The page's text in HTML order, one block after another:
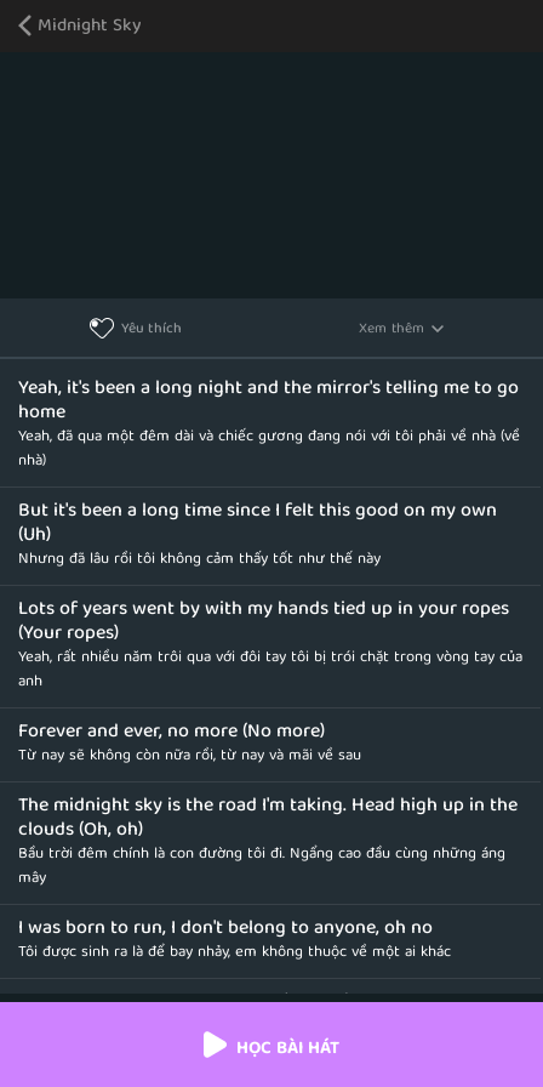
Midnight Sky
Yêu thích Xem thêm
Yeah, it's been a long night and the mirror's telling me to go
home
Yeah, đã qua một đêm dài và chiếc gương đang nói với tôi phải về nhà (về
nhà)
But it's been a long time since I felt this good on my own
(Uh)
Nhưng đã lâu rồi tôi không cảm thấy tốt như thế này
Lots of years went by with my hands tied up in your ropes
(Your ropes)
Yeah, rất nhiều năm trôi qua với đôi tay tôi bị trói chặt trong vòng tay của
anh
Forever and ever, no more (No more)
Từ nay sẽ không còn nữa rồi, từ nay và mãi về sau
The midnight sky is the road I'm taking. Head high up in the
clouds (Oh, oh)
Bầu trời đêm chính là con đường tôi đi. Ngẩng cao đầu cùng những áng
mây
I was born to run, I don't belong to anyone, oh no
Tôi được sinh ra là để bay nhảy, em không thuộc về một ai khác
I don't need to be loved by you (By you)
Tôi không cần tình yêu từ anh
HỌC BÀI HÁT